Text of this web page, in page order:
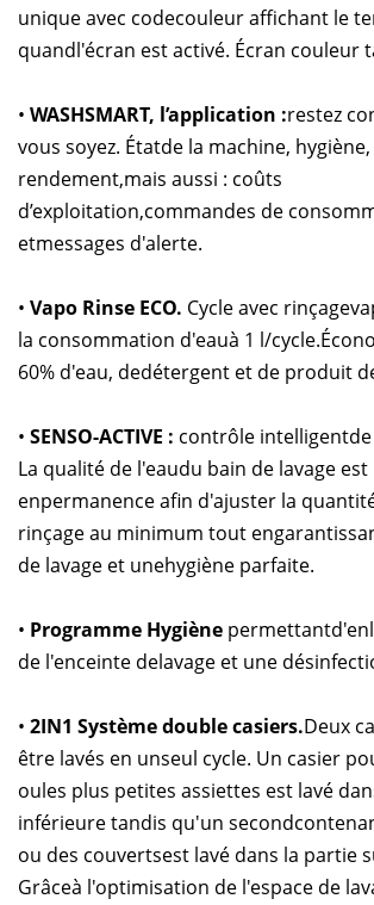
unique avec codecouleur affichant le
quandl'écran est activé. Écran couleur
• WASHSMART, l’application :restez
vous soyez. Étatde la machine, hygiène,
rendement,mais aussi : coûts
d’exploitation,commandes de
etmessages d'alerte.
• Vapo Rinse ECO. Cycle avec
la consommation d'eauà 1 l/
60% d'eau, dedétergent et de produit
• SENSO-ACTIVE : contrôle intelligentde
La qualité de l'eaudu bain de lavage
enpermanence afin d'ajuster la
rinçage au minimum tout
de lavage et unehygiène parfaite.
• Programme Hygiène
de l'enceinte delavage et une
• 2IN1 Système double casiers.Deux
être lavés en unseul cycle. Un casier
oules plus petites assiettes est lavé
inférieure tandis qu'un
ou des couvertsest lavé dans la partie
Grâceà l'optimisation de l'espace de